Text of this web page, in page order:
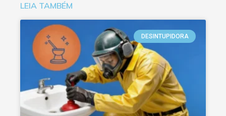
LEIA TAMBÉM
DESINTUPIDORA